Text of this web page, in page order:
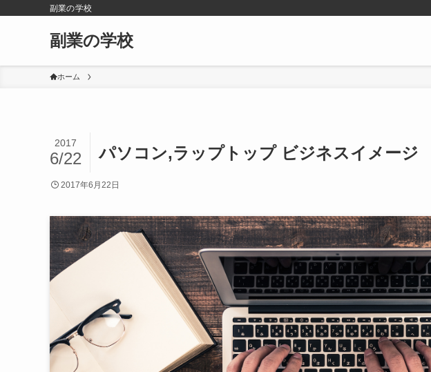
副業の学校
副業の学校
ホーム
パソコン,ラップトップ ビジネスイメージ
2017
6/22
2017年6月22日